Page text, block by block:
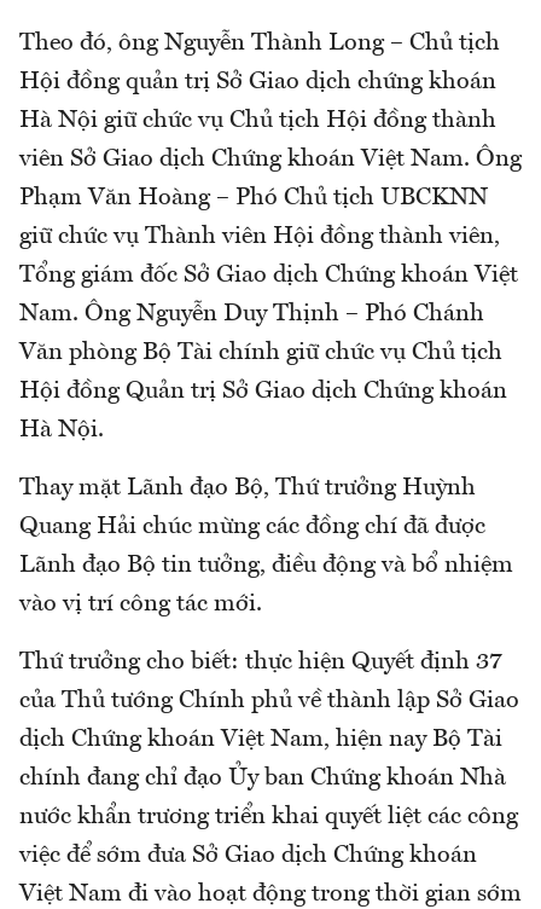
Theo đó, ông Nguyễn Thành Long – Chủ tịch
Hội đồng quản trị Sở Giao dịch chứng khoán
Hà Nội giữ chức vụ Chủ tịch Hội đồng thành
viên Sở Giao dịch Chứng khoán Việt Nam. Ông
Phạm Văn Hoàng – Phó Chủ tịch UBCKNN
giữ chức vụ Thành viên Hội đồng thành viên,
Tổng giám đốc Sở Giao dịch Chứng khoán Việt
Nam. Ông Nguyễn Duy Thịnh – Phó Chánh
Văn phòng Bộ Tài chính giữ chức vụ Chủ tịch
Hội đồng Quản trị Sở Giao dịch Chứng khoán
Hà Nội.
Thay mặt Lãnh đạo Bộ, Thứ trưởng Huỳnh
Quang Hải chúc mừng các đồng chí đã được
Lãnh đạo Bộ tin tưởng, điều động và bổ nhiệm
vào vị trí công tác mới.
Thứ trưởng cho biết: thực hiện Quyết định 37
của Thủ tướng Chính phủ về thành lập Sở Giao
dịch Chứng khoán Việt Nam, hiện nay Bộ Tài
chính đang chỉ đạo Ủy ban Chứng khoán Nhà
nước khẩn trương triển khai quyết liệt các công
việc để sớm đưa Sở Giao dịch Chứng khoán
Việt Nam đi vào hoạt động trong thời gian sớm